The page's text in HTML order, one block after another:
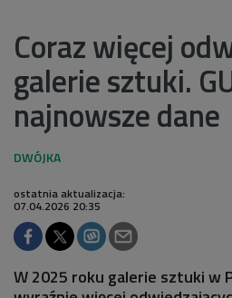
Coraz więcej
galerie sztuki.
najnowsze dane
ostatnia aktualizacja:
07.04.2026 20:35
W 2025 roku galerie sztuki w